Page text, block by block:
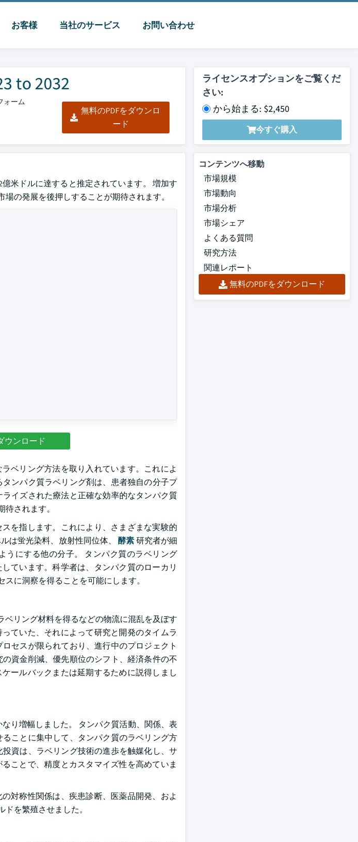
お客様 当社のサービス お問い合わせ
to 2032
ォーム
無料のPDFをダウンロ
ード
ライセンスオプションをご覧くだ
さい:
から始まる: $2,450
今すぐ購入
米ドルに達すると推定されています。 増加す
の発展を後押しすることが期待されます。
ウンロード
ベリング方法を取り入れています。これによ
ンパク質ラベリング剤は、患者独自の分子プ
イズされた療法と正確な効率的なタンパク質
されます。
を指します。これにより、さまざまな実験的
は蛍光染料、放射性同位体、酵素研究者が細
うにする他の分子。 タンパク質のラベリング
ています。科学者は、タンパク質のローカリ
に洞察を得ることを可能にします。
ベリング材料を得るなどの物流に混乱を及ぼす
ていた、それによって研究と開発のタイムラ
セスが限られており、進行中のプロジェクト
資金削減、優先順位のシフト、経済条件の不
ールバックまたは延期するために説得しまし
り増幅しました。 タンパク質活動、関係、表
ことに集中して、タンパク質のラベリング方
資は、ラベリング技術の進歩を触媒化し、サ
ことで、精度とカスタマイズ性を高めていま
対称性関係は、疾患診断、医薬品開発、およ
を繁殖させました。
コンテンツへ移動
市場規模
市場動向
市場分析
市場シェア
よくある質問
研究方法
関連レポート
無料のPDFをダウンロード